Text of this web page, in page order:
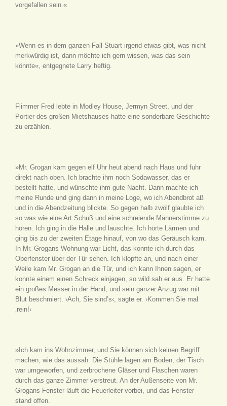
vorgefallen sein.«
»Wenn es in dem ganzen Fall Stuart irgend etwas gibt, was nicht
merkwürdig ist, dann möchte ich gern wissen, was das sein
könnte«, entgegnete Larry heftig.
Flimmer Fred lebte in Modley House, Jermyn Street, und der
Portier des großen Mietshauses hatte eine sonderbare Geschichte
zu erzählen.
»Mr. Grogan kam gegen elf Uhr heut abend nach Haus und fuhr
direkt nach oben. Ich brachte ihm noch Sodawasser, das er
bestellt hatte, und wünschte ihm gute Nacht. Dann machte ich
meine Runde und ging dann in meine Loge, wo ich Abendbrot aß
und in die Abendzeitung blickte. So gegen halb zwölf glaubte ich
so was wie eine Art Schuß und eine schreiende Männerstimme zu
hören. Ich ging in die Halle und lauschte. Ich hörte Lärmen und
ging bis zu der zweiten Etage hinauf, von wo das Geräusch kam.
In Mr. Grogans Wohnung war Licht, das konnte ich durch das
Oberfenster über der Tür sehen. Ich klopfte an, und nach einer
Weile kam Mr. Grogan an die Tür, und ich kann Ihnen sagen, er
konnte einem einen Schreck einjagen, so wild sah er aus. Er hatte
ein großes Messer in der Hand, und sein ganzer Anzug war mit
Blut beschmiert. ›Ach, Sie sind’s‹, sagte er. ›Kommen Sie mal
‚rein!‹
»Ich kam ins Wohnzimmer, und Sie können sich keinen Begriff
machen, wie das aussah. Die Stühle lagen am Boden, der Tisch
war umgeworfen, und zerbrochene Gläser und Flaschen waren
durch das ganze Zimmer verstreut. An der Außenseite von Mr.
Grogans Fenster läuft die Feuerleiter vorbei, und das Fenster
stand offen.